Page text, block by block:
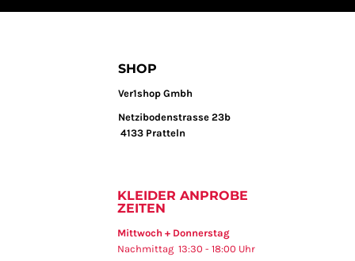
SHOP
Ver1shop Gmbh
Netzibodenstrasse 23b
4133 Pratteln
KLEIDER ANPROBE
ZEITEN
Mittwoch + Donnerstag
Nachmittag 13:30 - 18:00 Uhr